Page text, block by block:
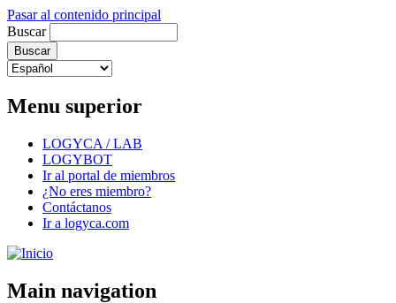
Pasar al contenido principal
Buscar
Menu superior
LOGYCA / LAB
LOGYBOT
Ir al portal de miembros
¿No eres miembro?
Contáctanos
Ir a logyca.com
Main navigation